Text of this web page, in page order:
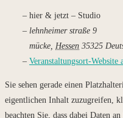
hier & jetzt – Studio
lehnheimer straße 9
mücke, Hessen 35325
Veranstaltungsort-Website
Sie sehen gerade einen
eigentlichen Inhalt zuzugreifen,
beachten Sie, dass dabei Daten